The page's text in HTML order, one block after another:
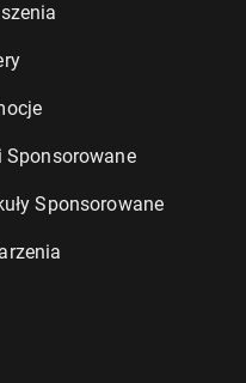
Sponsorowane
Sponsorowane